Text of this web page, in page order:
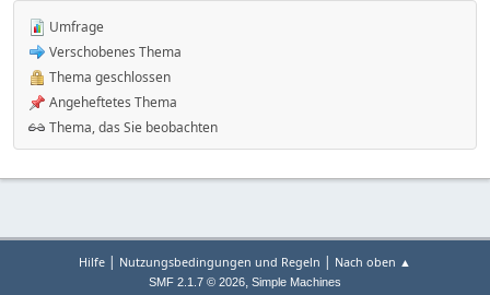
Umfrage
Verschobenes Thema
Thema geschlossen
Angeheftetes Thema
Thema, das Sie beobachten
Hilfe | Nutzungsbedingungen und Regeln | Nach oben ▲
SMF 2.1.7 © 2026, Simple Machines